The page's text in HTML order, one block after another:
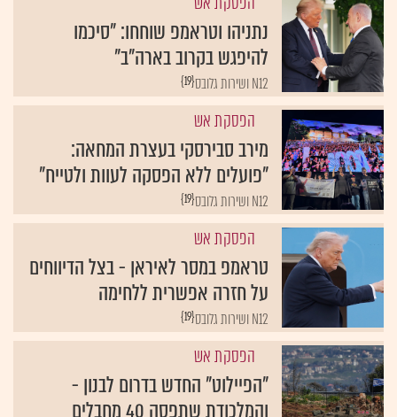
נתניהו וטראמפ שוחחו: "סיכמו
להיפגש בקרוב בארה"ב"
{19} N12 ושירות גלובס
הפסקת אש
מירב סבירסקי בעצרת המחאה:
"פועלים ללא הפסקה לעוות ולטייח"
{19} N12 ושירות גלובס
הפסקת אש
טראמפ במסר לאיראן - בצל הדיווחים
על חזרה אפשרית ללחימה
{19} N12 ושירות גלובס
הפסקת אש
"הפיילוט" החדש בדרום לבנון -
והמלכודת שתפסה 40 מחבלים